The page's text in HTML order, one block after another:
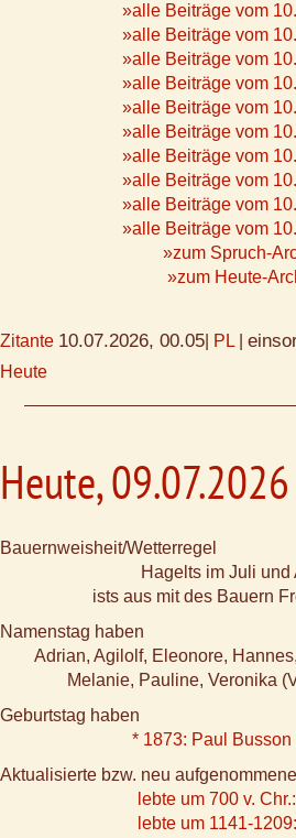
»alle Beiträge vom
»alle Beiträge vom
»alle Beiträge vom
»alle Beiträge vom
»alle Beiträge vom
»alle Beiträge vom
»alle Beiträge vom
»alle Beiträge vom
»alle Beiträge vom
»alle Beiträge vom
»zum Spruch-
»zum Heute-
Zitante 10.07.2026, 00.05 PL
Heute
Heute, 09.07.2026
Bauernweisheit/Wetterregel
Hagelts im Juli und
ists aus mit des Bauern
Namenstag haben
Adrian, Agilolf, Eleonore,
Melanie, Pauline, Veronika
Geburtstag haben
* 1873: Paul Busson
Aktualisierte bzw. neu
lebte um 700 v.
lebte um 1141-